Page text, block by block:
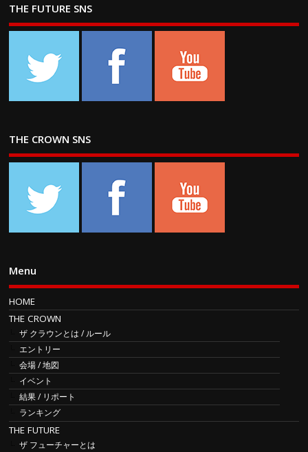
THE FUTURE SNS
THE CROWN SNS
Menu
HOME
THE CROWN
ザ クラウンとは / ルール
エントリー
会場 / 地図
イベント
結果 / リポート
ランキング
THE FUTURE
ザ フューチャーとは